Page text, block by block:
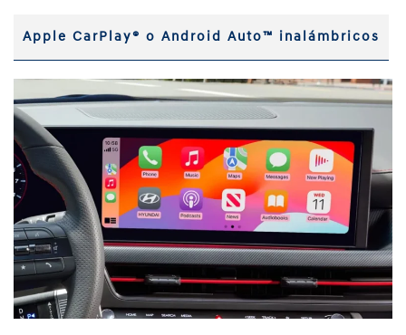
Apple CarPlay® o Android Auto™ inalámbricos